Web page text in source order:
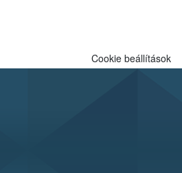
és ökológiai termesztésben is
Cookie beállítások